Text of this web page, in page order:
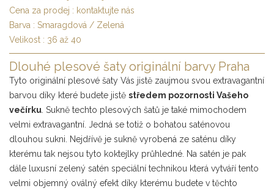
Cena za prodej : kontaktujte nás
Barva : Smaragdová / Zelená
Velikost : 36 až 40
Dlouhé plesové šaty originální barvy Praha
Tyto originální plesové šaty Vás jistě zaujmou svou extravagantní
barvou díky které budete jistě středem pozornosti Vašeho
večírku . Sukně techto plesových šatů je také mimochodem
velmi extravagantní. Jedná se totiž o bohatou saténovou
dlouhou sukni. Nejdřívě je sukně vyrobená ze saténu díky
kterému tak nejsou tyto koktejlky průhledné. Na satén je pak
dále luxusní zelený satén speciální technikou která vytváří tento
velmi objemný oválný efekt díky kterému budete v těchto